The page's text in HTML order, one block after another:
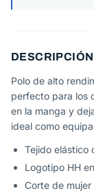
DESCRIPCIÓN
Polo de alto
perfecto para los
en la manga y
ideal como
Tejido elástico
Logotipo HH
Corte de mujer